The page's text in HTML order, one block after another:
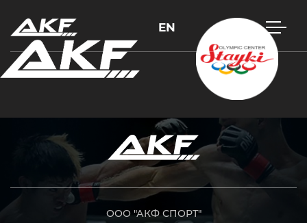
EN
ООО "АКФ СПОРТ"
Нажмите Enter для поиска или Esc, чтобы закрыть